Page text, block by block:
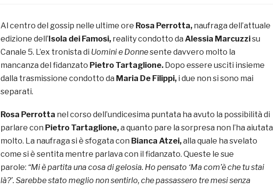
Al centro del gossip nelle ultime ore Rosa Perrotta, naufraga dell’attuale
edizione dell’Isola dei Famosi, reality condotto da Alessia Marcuzzisu
Canale 5. L’ex tronista di Uomini e Donnesente davvero molto la
mancanza del fidanzato Pietro Tartaglione. Dopo essere usciti insieme
dalla trasmissione condotto da Maria De Filippi, i due non si sono mai
separati.
Rosa Perrotta nel corso dell’undicesima puntata ha avuto la possibilità di
parlare con Pietro Tartaglione,a quanto pare la sorpresa non l’ha aiutata
molto. La naufraga si è sfogata con Bianca Atzei,alla quale ha svelato
come si è sentita mentre parlava con il fidanzato. Queste le sue
parole: “Mi è partita una cosa di gelosia. Ho pensato ‘Ma com’è che tu stai
là?’. Sarebbe stato meglio non sentirlo, che passassero tre mesi senza